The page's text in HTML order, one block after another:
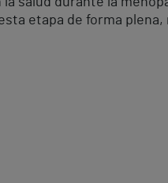
etapa de forma plena,